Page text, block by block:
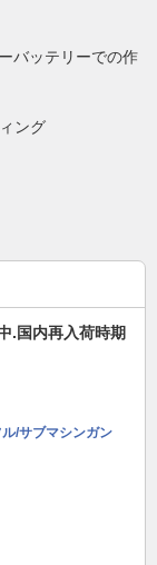
バッテリーでの作
ング
.国内再入荷時期
/サブマシンガン